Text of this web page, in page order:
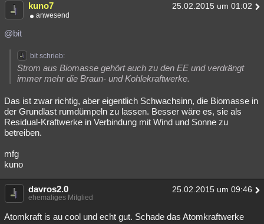
kuno7 25.02.2015 um 01:02
anwesend
@bit
bit schrieb:
Strom aus Biomasse gehört auch zu den EE und verdrängt
immer mehr die Braun- und Kohlekraftwerke.
Das ist zwar richtig, aber eigentlich Schwachsinn, die Biomasse in
der Grundlast rumdümpeln zu lassen. Besser wäre es, sie als
Residual-Kraftwerke in Verbindung mit Wind und Sonne zu
betreiben.
mfg
kuno
davros2.0 25.02.2015 um 09:46
ehemaliges Mitglied
Atomkraft is au cool und echt gut. Schade das Atomkraftwerke